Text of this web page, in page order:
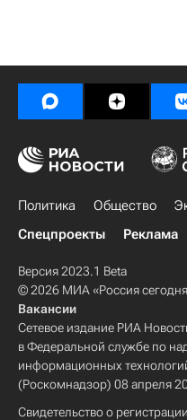
Политика Общество
Спецпроекты
Реклама
Версия 2023.1 Beta
© 2026 МИА «Россия
Вакансии
Сетевое издание РИА
в Федеральной службе по
информационных
(Роскомнадзор) 08 апреля
Свидетельство о